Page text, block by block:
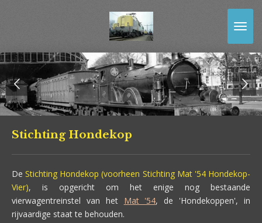
de
hoofdinhoud
Stichting Hondekop
De Stichting Hondekop (voorheen Stichting Mat '54 Hondekop-
Vier), is opgericht om het enige nog bestaande
vierwagentreinstel van het Mat '54, de 'Hondekoppen', in
rijvaardige staat te behouden.